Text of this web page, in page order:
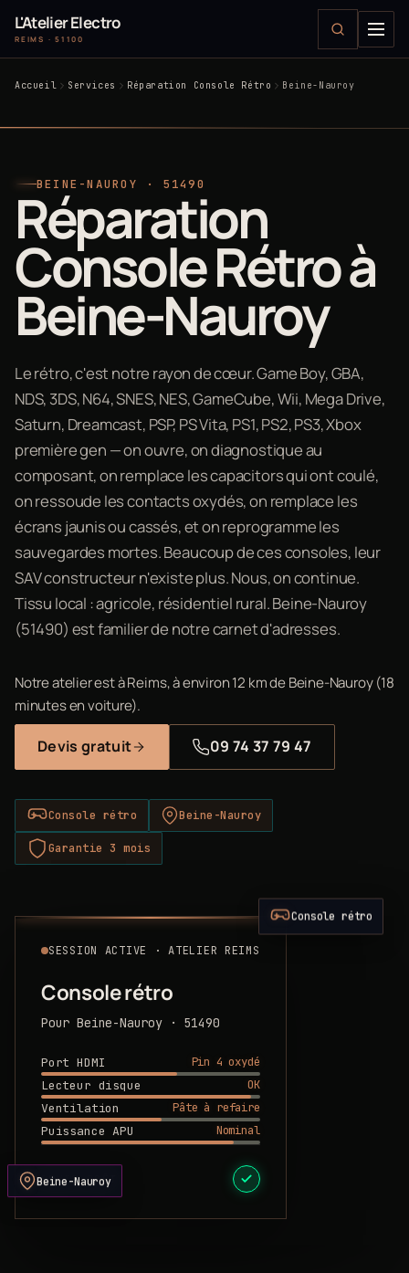
L'Atelier Electro
REIMS · 51100
Accueil Services Réparation Console Rétro Beine-Nauroy
BEINE-NAUROY · 51490
Réparation
Console Rétro à
Beine-Nauroy
Le rétro, c'est notre rayon de cœur. Game Boy, GBA,
NDS, 3DS, N64, SNES, NES, GameCube, Wii, Mega Drive,
Saturn, Dreamcast, PSP, PS Vita, PS1, PS2, PS3, Xbox
première gen — on ouvre, on diagnostique au
composant, on remplace les capacitors qui ont coulé,
on ressoude les contacts oxydés, on remplace les
écrans jaunis ou cassés, et on reprogramme les
sauvegardes mortes. Beaucoup de ces consoles, leur
SAV constructeur n'existe plus. Nous, on continue.
Tissu local : agricole, résidentiel rural. Beine-Nauroy
(51490) est familier de notre carnet d'adresses.
Notre atelier est à Reims, à environ 12 km de Beine-Nauroy (18
minutes en voiture).
Devis gratuit 09 74 37 79 47
Console rétro Beine-Nauroy
Garantie 3 mois
SESSION ACTIVE · ATELIER REIMS
Console rétro
Pour Beine-Nauroy · 51490
Port HDMI
Pin 4 oxydé
Lecteur disque
OK
Ventilation
Pâte à refaire
Puissance APU
Nominal
DEVIS PRÊT
Console rétro
Beine-Nauroy